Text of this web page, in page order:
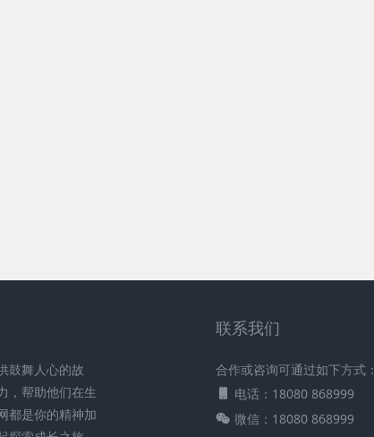
鼓舞人心的故
，帮助他们在生
都是你的精神加
联系我们
合作或咨询可通过如下方式：
电话：18080 868999
微信：18080 868999